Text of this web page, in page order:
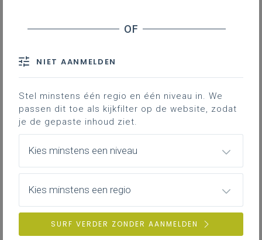
Downloads
Dit artikel bevat voorbeelden van
hulpkaarten en didactische suggesties
die leerlingen kunnen ondersteunen bij het
bereiken van het leerplandoel rond het
oplossen van eerstegraadsvergelijkingen.
Het is bedoeld als inspiratiedocument dat
richting kan geven bij het ontwikkelen van
gelijkaardige kaarten voor andere
leerplandoelen.
NIET AANMELDEN
Stel minstens één regio en één niveau in. We
passen dit toe als kijkfilter op de website, zodat
je de gepaste inhoud ziet.
Kies minstens een niveau
Kies minstens een regio
SURF VERDER ZONDER AANMELDEN